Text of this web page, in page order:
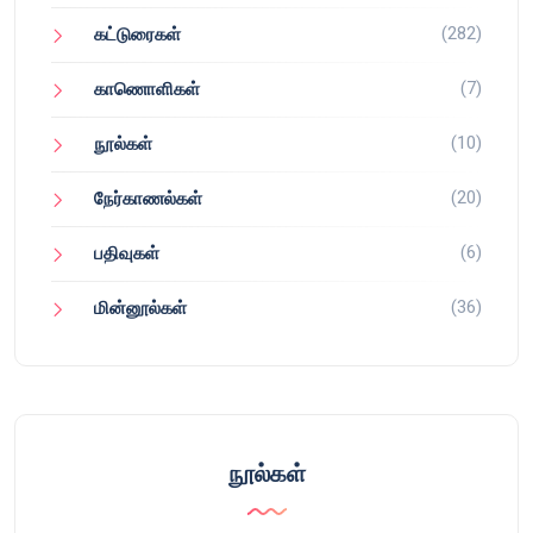
கட்டுரைகள் (282)
காணொளிகள் (7)
நூல்கள் (10)
நேர்காணல்கள் (20)
பதிவுகள் (6)
மின்னூல்கள் (36)
நூல்கள்